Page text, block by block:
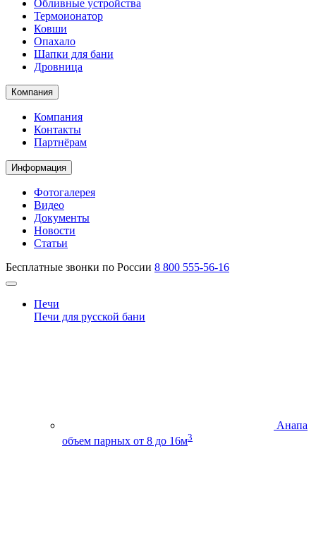
Обливные устройства
Термоионатор
Ковши
Опахало
Шапки для бани
Дровница
Компания
Компания
Контакты
Партнёрам
Информация
Фотогалерея
Видео
Документы
Новости
Статьи
Бесплатные звонки по России 8 800 555-56-16
Печи
Печи для русской бани
Анапа
объем парных от 8 до 16м3